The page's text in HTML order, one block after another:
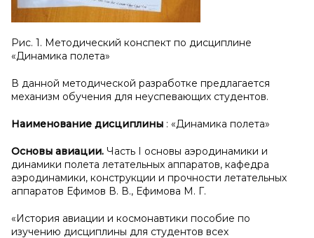
Рис. 1. Методический конспект по дисциплине
«Динамика полета»
В данной методической разработке предлагается
механизм обучения для неуспевающих студентов.
Наименование дисциплины : «Динамика полета»
Основы авиации. Часть I основы аэродинамики и
динамики полета летательных аппаратов, кафедра
аэродинамики, конструкции и прочности летательных
аппаратов Ефимов В. В., Ефимова М. Г.
«История авиации и космонавтики пособие по
изучению дисциплины для студентов всех